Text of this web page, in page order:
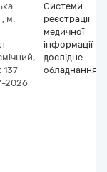
, м.
137
2026
Системи
реєстрації
медичної
інформації та
дослідне
обладнання